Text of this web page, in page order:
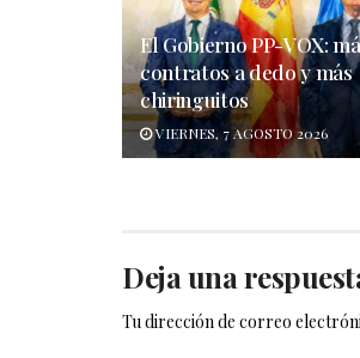
El Gobierno PP-VOX:
contratos a dedo y más
chiringuitos
VIERNES, 7 AGOSTO 2026
Deja una
Tu dirección de correo